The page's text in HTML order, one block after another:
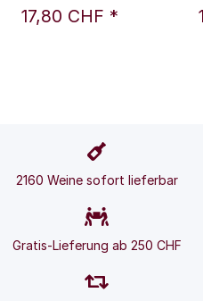
Familie Valdés
17,80 CHF *
2160 Weine sofort lieferbar
Gratis-Lieferung ab 250 CHF